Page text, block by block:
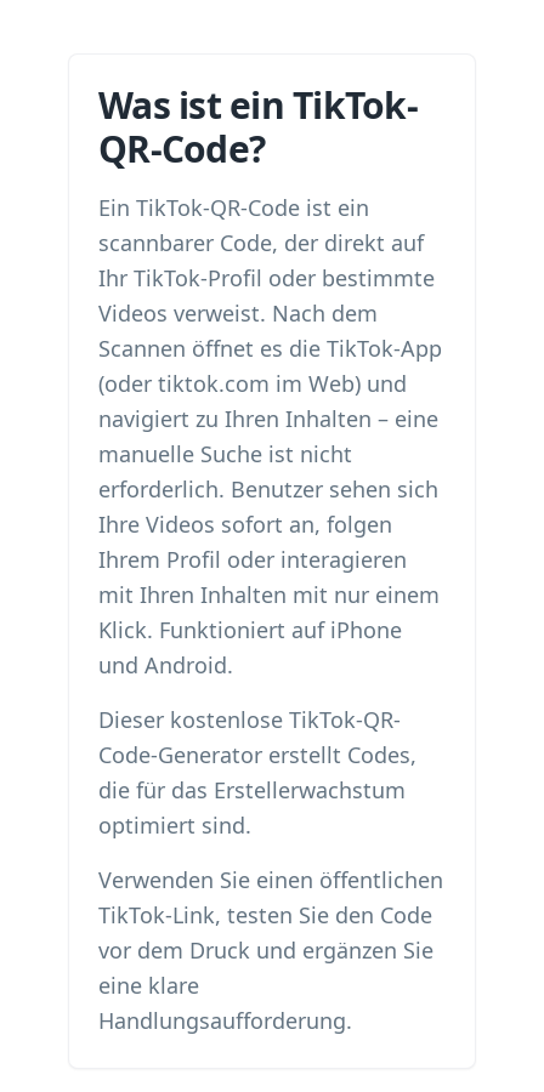
Was ist ein TikTok-
QR-Code?
Ein TikTok-QR-Code ist ein
scannbarer Code, der direkt auf
Ihr TikTok-Profil oder bestimmte
Videos verweist. Nach dem
Scannen öffnet es die TikTok-App
(oder tiktok.com im Web) und
navigiert zu Ihren Inhalten – eine
manuelle Suche ist nicht
erforderlich. Benutzer sehen sich
Ihre Videos sofort an, folgen
Ihrem Profil oder interagieren
mit Ihren Inhalten mit nur einem
Klick. Funktioniert auf iPhone
und Android.
Dieser kostenlose TikTok-QR-
Code-Generator erstellt Codes,
die für das Erstellerwachstum
optimiert sind.
Verwenden Sie einen öffentlichen
TikTok-Link, testen Sie den Code
vor dem Druck und ergänzen Sie
eine klare
Handlungsaufforderung.